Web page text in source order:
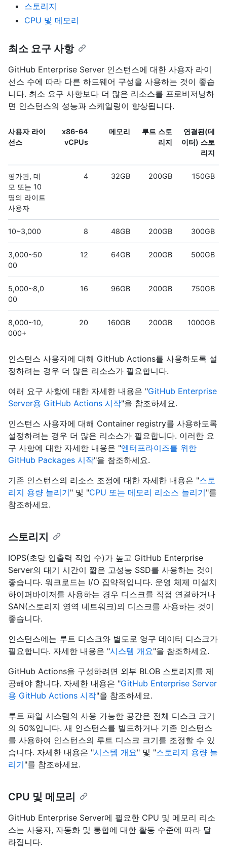
스토리지
CPU 및 메모리
최소 요구 사항
GitHub Enterprise Server 인스턴스에 대한 사용자 라이
선스 수에 따라 다른 하드웨어 구성을 사용하는 것이 좋습
니다. 최소 요구 사항보다 더 많은 리소스를 프로비저닝하
면 인스턴스의 성능과 스케일링이 향상됩니다.
사용자 라이
선스
x86-64
vCPUs
메모리
루트 스토
리지
연결된(데
이터) 스토
리지
평가판, 데
모 또는 10
명의 라이트
사용자
4 32GB 200GB 150GB
10~3,000 8 48GB 200GB 300GB
3,000~50
00
12 64GB 200GB 500GB
5,000~8,0
00
16 96GB 200GB 750GB
8,000~10,
000+
20 160GB 200GB 1000GB
인스턴스 사용자에 대해 GitHub Actions를 사용하도록 설
정하려는 경우 더 많은 리소스가 필요합니다.
여러 요구 사항에 대한 자세한 내용은 "GitHub Enterprise
Server용 GitHub Actions 시작"을 참조하세요.
인스턴스 사용자에 대해 Container registry를 사용하도록
설정하려는 경우 더 많은 리소스가 필요합니다. 이러한 요
구 사항에 대한 자세한 내용은 "엔터프라이즈를 위한
GitHub Packages 시작"을 참조하세요.
기존 인스턴스의 리소스 조정에 대한 자세한 내용은 "스토
리지 용량 늘리기" 및 "CPU 또는 메모리 리소스 늘리기"를
참조하세요.
스토리지
IOPS(초당 입출력 작업 수)가 높고 GitHub Enterprise
Server의 대기 시간이 짧은 고성능 SSD를 사용하는 것이
좋습니다. 워크로드는 I/O 집약적입니다. 운영 체제 미설치
하이퍼바이저를 사용하는 경우 디스크를 직접 연결하거나
SAN(스토리지 영역 네트워크)의 디스크를 사용하는 것이
좋습니다.
인스턴스에는 루트 디스크와 별도로 영구 데이터 디스크가
필요합니다. 자세한 내용은 "시스템 개요"을 참조하세요.
GitHub Actions을 구성하려면 외부 BLOB 스토리지를 제
공해야 합니다. 자세한 내용은 "GitHub Enterprise Server
용 GitHub Actions 시작"을 참조하세요.
루트 파일 시스템의 사용 가능한 공간은 전체 디스크 크기
의 50%입니다. 새 인스턴스를 빌드하거나 기존 인스턴스
를 사용하여 인스턴스의 루트 디스크 크기를 조정할 수 있
습니다. 자세한 내용은 "시스템 개요" 및 "스토리지 용량 늘
리기"를 참조하세요.
CPU 및 메모리
GitHub Enterprise Server에 필요한 CPU 및 메모리 리소
스는 사용자, 자동화 및 통합에 대한 활동 수준에 따라 달
라집니다.